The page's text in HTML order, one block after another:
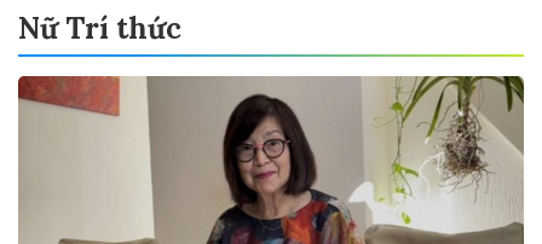
Nữ Trí thức